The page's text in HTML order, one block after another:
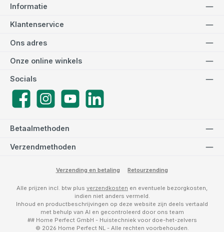
Informatie
Klantenservice
Betaalmethoden
Verzendmethoden
Ons adres
Socials
FacebookInstagramYouTube
Onze online winkels
Verzending en betaling Retourzending
Alle prijzen incl. btw plus verzendkosten en eventuele bezorgkosten,
indien niet anders vermeld.
Inhoud en productbeschrijvingen op deze website zijn deels vertaald
met behulp van AI en gecontroleerd door ons team
## Home Perfect GmbH - Huistechniek voor doe-het-zelvers
© 2026 Home Perfect NL - Alle rechten voorbehouden.